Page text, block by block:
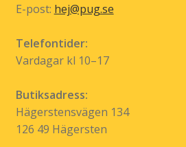
E-post: hej@pug.se
Telefontider:
Vardagar kl 10–17
Butiksadress:
Hägerstensvägen 134
126 49 Hägersten